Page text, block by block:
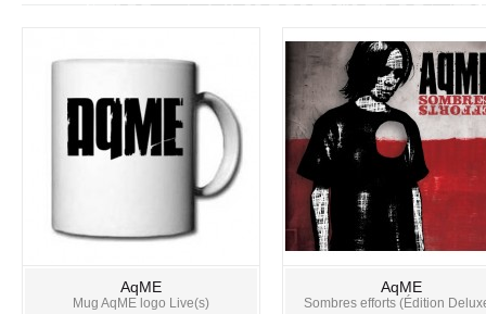
AqME
Mug AqME logo Live(s)
AqME
Sombres efforts (Édition